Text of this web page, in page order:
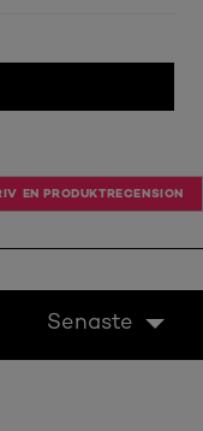
EN PRODUKTRECENSION
Senaste